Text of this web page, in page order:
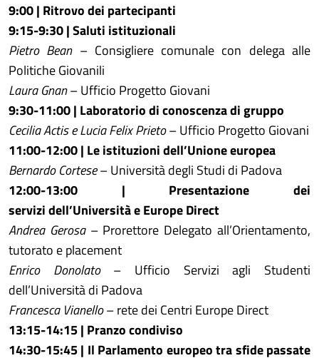
9:00 | Ritrovo dei partecipanti
9:15-9:30 | Saluti istituzionali
Pietro Bean– Consigliere comunale con delega alle
Politiche Giovanili
Laura Gnan– Ufficio Progetto Giovani
9:30-11:00 | Laboratorio di conoscenza di gruppo
Cecilia Actis e Lucia Felix Prieto– Ufficio Progetto Giovani
11:00-12:00 | Le istituzioni dell’Unione europea
Bernardo Cortese– Università degli Studi di Padova
12:00-13:00 | Presentazione dei
servizidell’Università e Europe Direct
Andrea Gerosa– Prorettore Delegato all’Orientamento,
tutorato e placement
Enrico Donolato – Ufficio Servizi agli Studenti
dell’Università di Padova
Francesca Vianello– rete dei Centri Europe Direct
13:15-14:15 | Pranzo condiviso
14:30-15:45 | Il Parlamento europeo tra sfide passate